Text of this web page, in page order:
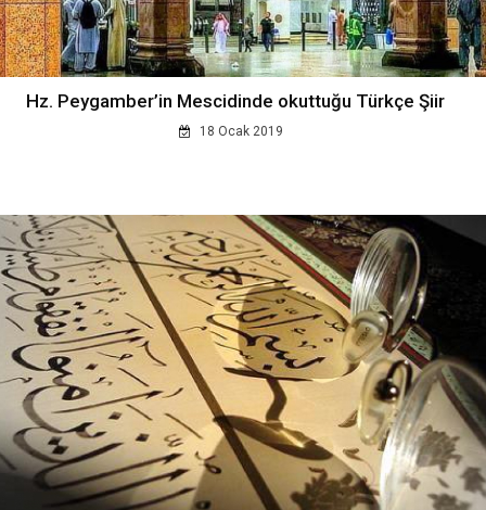
Hz. Peygamber’in Mescidinde okuttuğu Türkçe Şiir
18 Ocak 2019